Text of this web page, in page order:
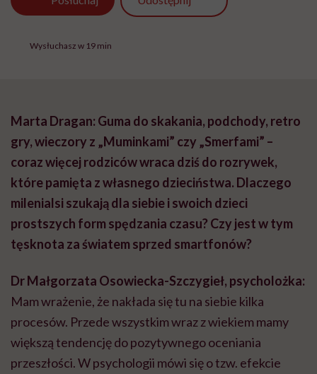
Wysłuchasz w 19 min
Marta Dragan: Guma do skakania, podchody, retro
gry, wieczory z „Muminkami” czy „Smerfami” –
coraz więcej rodziców wraca dziś do rozrywek,
które pamięta z własnego dzieciństwa. Dlaczego
milenialsi szukają dla siebie i swoich dzieci
prostszych form spędzania czasu? Czy jest w tym
tęsknota za światem sprzed smartfonów?
Dr Małgorzata Osowiecka-Szczygieł, psycholożka:
Mam wrażenie, że nakłada się tu na siebie kilka
procesów. Przede wszystkim wraz z wiekiem mamy
większą tendencję do pozytywnego oceniania
przeszłości. W psychologii mówi się o tzw. efekcie